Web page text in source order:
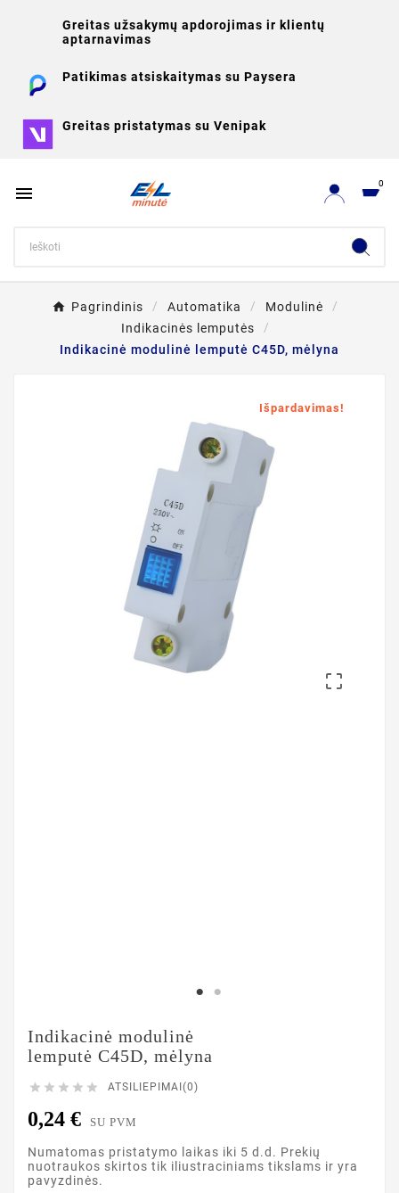
Greitas užsakymų apdorojimas ir klientų
aptarnavimas
Patikimas atsiskaitymas su Paysera
Greitas pristatymas su Venipak
 0
Pagrindinis Automatika
Modulinė
Indikacinės lemputės
Indikacinė modulinė lemputė C45D, mėlyna
Išpardavimas!

Indikacinė modulinė
lemputė C45D, mėlyna
     ATSILIEPIMAI(0)
0,24 € SU PVM
Numatomas pristatymo laikas iki 5 d.d. Prekių
nuotraukos skirtos tik iliustraciniams tikslams ir yra
pavyzdinės.